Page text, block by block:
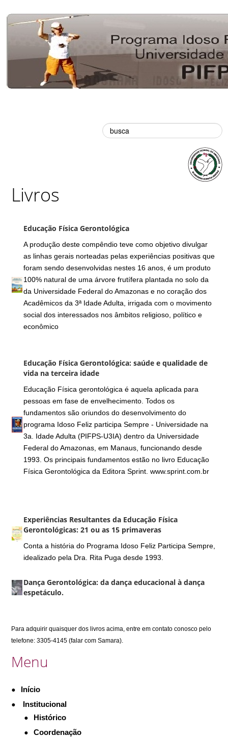
Livros
Educação Física Gerontológica
A produção deste compêndio teve como objetivo divulgar
as linhas gerais norteadas pelas experiências positivas que
foram sendo desenvolvidas nestes 16 anos, é um produto
100% natural de uma árvore frutífera plantada no solo da
da Universidade Federal do Amazonas e no coração dos
Acadêmicos da 3ª Idade Adulta, irrigada com o movimento
social dos interessados nos âmbitos religioso, político e
econômico
Educação Física Gerontológica: saúde e qualidade de
vida na terceira idade
Educação Física gerontológica é aquela aplicada para
pessoas em fase de envelhecimento. Todos os
fundamentos são oriundos do desenvolvimento do
programa Idoso Feliz participa Sempre - Universidade na
3a. Idade Adulta (PIFPS-U3IA) dentro da Universidade
Federal do Amazonas, em Manaus, funcionando desde
1993. Os principais fundamentos estão no livro Educação
Física Gerontológica da Editora Sprint. www.sprint.com.br
Experiências Resultantes da Educação Física
Gerontológicas: 21 ou as 15 primaveras
Conta a história do Programa Idoso Feliz Participa Sempre,
idealizado pela Dra. Rita Puga desde 1993.
Dança Gerontológica: da dança educacional à dança
espetáculo.
Para adquirir quaisquer dos livros acima, entre em contato conosco pelo
telefone: 3305-4145 (falar com Samara).
Menu
Início
Institucional
Histórico
Coordenação